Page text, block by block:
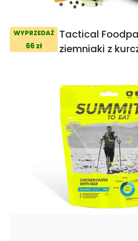
WYPRZEDAŻ
66 zł
Tactical
ziemniaki z